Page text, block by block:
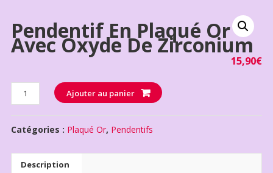
Pendentif En Plaqué Or
Avec Oxyde De Zirconium
15,90€
Quantité Ajouter au panier
Catégories : Plaqué Or, Pendentifs
Description